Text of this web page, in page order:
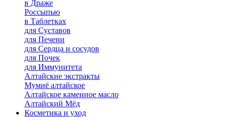
в Драже
Россыпью
в Таблетках
для Cуставов
для Печени
для Сердца и сосудов
для Почек
для Иммунитета
Алтайские экстракты
Мумиё алтайское
Алтайское каменное масло
Алтайский Мёд
Косметика и уход